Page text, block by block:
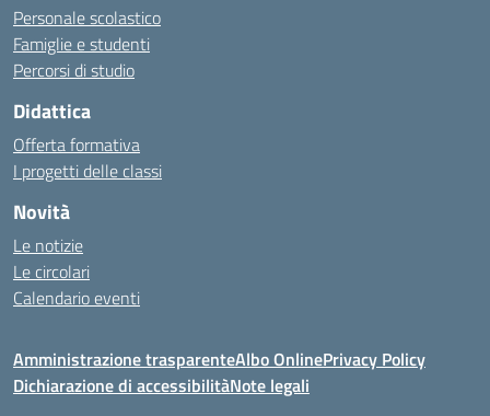
Personale scolastico
Famiglie e studenti
Percorsi di studio
Didattica
Offerta formativa
I progetti delle classi
Novità
Le notizie
Le circolari
Calendario eventi
Amministrazione trasparenteAlbo OnlinePrivacy Policy
Dichiarazione di accessibilitàNote legali